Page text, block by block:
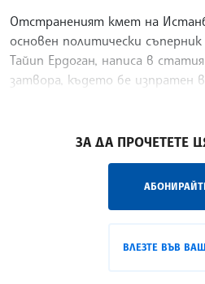
Отстраненият кмет на
основен политически
Тайип Ердоган, написа в
затвора, където бе изпратен
ЗА ДА ПРОЧЕТЕТЕ
ВЛЕЗТЕ ВЪВ